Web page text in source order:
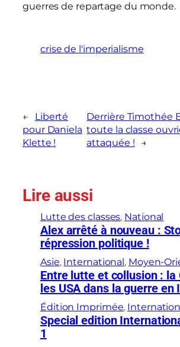
guerres de repartage du monde.
crise de l'imperialisme
←
Liberté
pour Daniela
Klette !
Derrière Timothée
toute la classe
attaquée !
→
Lire aussi
Lutte des classes, National
Alex arrêté à nouveau :
répression politique !
Asie, International, Moyen-
Entre lutte et collusion : la
les USA dans la guerre en
Édition Imprimée,
Special edition
1